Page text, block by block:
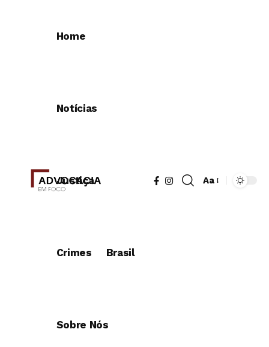
Home
Notícias
Justiça
Crimes Brasil
Sobre Nós
Aa